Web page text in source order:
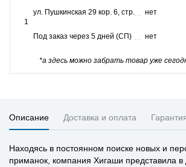
ул. Пушкинская 29 кор. 6, стр.
1
нет
Под заказ через 5 дней (СП) нет
*а здесь можно забрать товар уже
Описание Доставка и оплата
Находясь в постоянном поиске новых и
приманок, компания Хигаши представила